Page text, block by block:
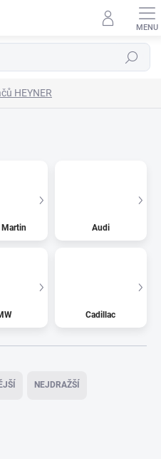
Hledat
HEYNER
Audi
Cadillac
NEJDRAŽŠÍ